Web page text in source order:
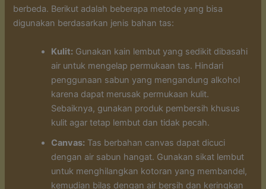
berbeda. Berikut adalah beberapa metode yang bisa
digunakan berdasarkan jenis bahan tas:
Kulit: Gunakan kain lembut yang sedikit dibasahi
air untuk mengelap permukaan tas. Hindari
penggunaan sabun yang mengandung alkohol
karena dapat merusak permukaan kulit.
Sebaiknya, gunakan produk pembersih khusus
kulit agar tetap lembut dan tidak pecah.
Canvas: Tas berbahan canvas dapat dicuci
dengan air sabun hangat. Gunakan sikat lembut
untuk menghilangkan kotoran yang membandel,
kemudian bilas dengan air bersih dan keringkan